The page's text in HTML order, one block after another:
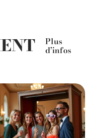
Plus
d’infos